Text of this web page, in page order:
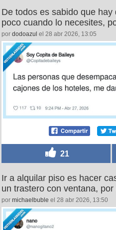
De todos es sabido que
poco cuando lo necesites,
por dodoazul el 28 abr 2026, 13:05
21
Ir a alquilar piso es hacer
un trastero con ventana,
por michaelbuble el 28 abr 2026, 13:50